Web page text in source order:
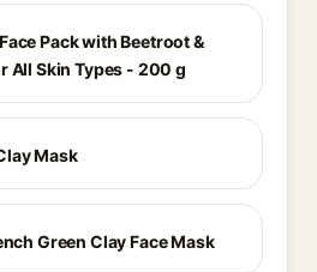
Pack with Beetroot &
All Skin Types - 200 g
Mask
Green Clay Face Mask